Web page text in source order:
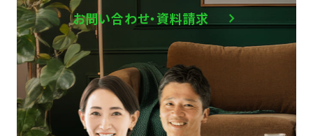
お問い合わせ・資料請求